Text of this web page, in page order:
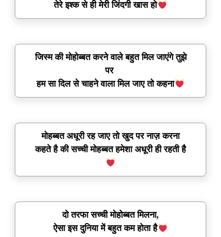
तेरे इश्क से ही मेरी जिंदगी खास हो
जिस्म की मोहोब्बत करने वाले बहुत मिल जाएंगे तुझे
पर
हम सा दिल से चाहने वाला मिल जाए तो कहना
मोहब्बत अधूरी रह जाए तो खुद पर नाज़ करना
कहते है की सच्ची मोहब्बत हमेशा अधूरी ही रहती है
दो तरफा सच्ची मोहोब्बत मिलना,
ऐसा इस दुनिया में बहुत कम होता है